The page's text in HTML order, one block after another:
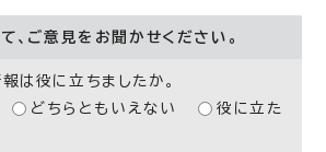
、ご意見をお聞かせください。
は役に立ちましたか。
どちらともいえない
役に立た